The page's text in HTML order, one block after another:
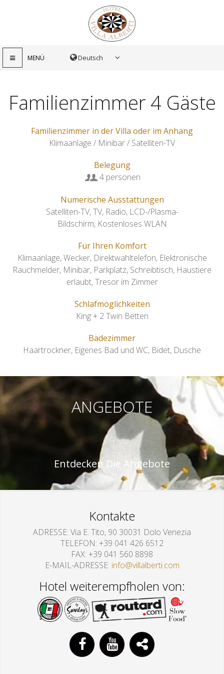
MENÜ
Familienzimmer 4 Gäste
Familienzimmer in der Villa oder im Anhang
Klimaanlage / Minibar / Satelliten-TV
Belegung
4 personen
Numerische Ausstattungen
Satelliten-TV,TV, Radio, LCD-/Plasma-
Bildschirm, Kostenloses WLAN
Für Ihren Komfort
Klimaanlage,Wecker, Direktwahltelefon, Elektronische
Rauchmelder, Minibar, Parkplatz, Schreibtisch, Haustiere
erlaubt,Tresor im Zimmer
Schlafmöglichkeiten
King + 2 Twin Betten
Badezimmer
Haartrockner, Eigenes Bad und WC, Bidet, Dusche
ANGEBOTE
Entdecken Die Angebote
Kontakte
ADRESSE Via E. Tito, 90 30031 Dolo Venezia
TELEFON +39 041 426 6512
FAX +39 041 560 8898
E-MAIL-ADRESSE info@villalberti.com
Hotel weiterempfholen von: